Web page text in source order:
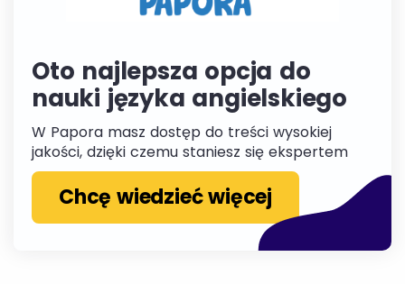
Oto najlepsza opcja do
nauki języka angielskiego
W Papora masz dostęp do treści wysokiej
jakości, dzięki czemu staniesz się ekspertem
Chcę wiedzieć więcej